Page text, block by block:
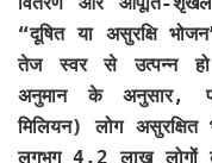
“दूषित या असुरक्षि
तेज स्वर से उत्पन्न
अनुमान के अनुसार,
मिलियन) लोग
लगभग 4.2 लाख लोगों